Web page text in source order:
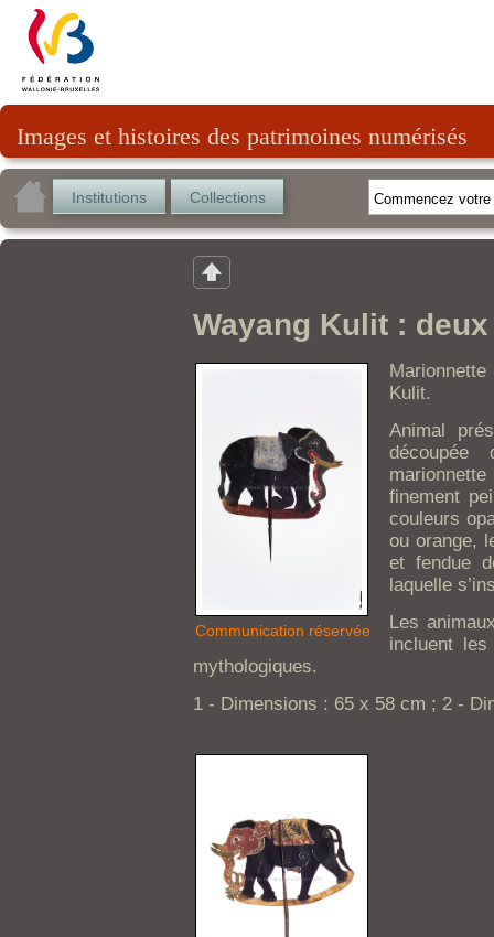
Images et histoires des patrimoines numérisés
Institutions Collections
Wayang Kulit :
Communication réservée
Kulit.
Animal
finement
couleurs
ou orange,
et fendue
laquelle
Les
incluent
mythologiques.
1 - Dimensions : 65 x 58 cm ; 2 -